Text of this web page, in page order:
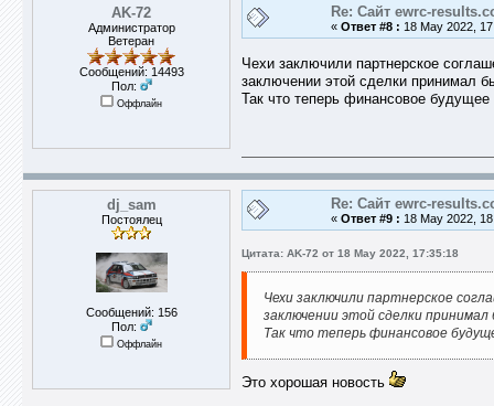
AK-72
Администратор
Ветеран
Сообщений: 14493
Пол:
Оффлайн
Re: Сайт ewrc-
« Ответ #8 : 18 May 2022,
Чехи заключили партнерское
заключении этой сделки принимал
Так что теперь финансовое будущее
dj_sam
Постоялец
Сообщений: 156
Пол:
Оффлайн
Re: Сайт ewrc-
« Ответ #9 : 18 May 2022,
Цитата: AK-72 от 18 May 2022, 17:35:18
Чехи заключили партнерское
заключении этой сделки
Так что теперь финансовое
Это хорошая новость